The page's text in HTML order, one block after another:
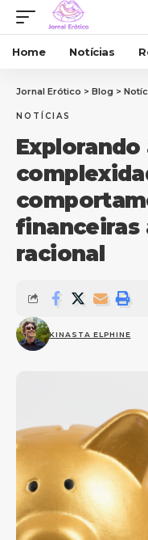
Home Notícias
Jornal Erótico > Blog >
NOTÍCIAS
Explorando
financeiras
racional
KINASTA ELPHINE